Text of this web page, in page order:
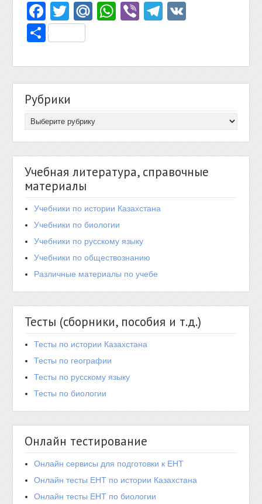
Facebook
TwitterMail.Ru
WhatsApp
ViberTelegram
Отправить
Рубрики
Учебная литература, справочные
материалы
Учебники по истории Казахстана
Учебники по биологии
Учебники по русскому языку
Учебники по обществознанию
Различные материалы по учебе
Тесты (сборники, пособия и т.д.)
Тесты по истории Казахстана
Тесты по географии
Тесты по русскому языку
Тесты по биологии
Онлайн тестирование
Онлайн сервисы для подготовки к ЕНТ
Онлайн тесты ЕНТ по истории Казахстана
Онлайн тесты ЕНТ по биологии